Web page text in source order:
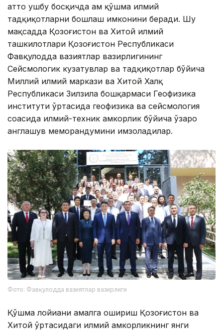
ҳатто ушбу босқичда ҳам қўшма илмий
тадқиқотларни бошлаш имконини беради. Шу
мақсадда Қозоғистон ва Хитой илмий
ташкилотлари Қозоғистон Республикаси
Фавқулодда вазиятлар вазирлигининг
Сейсмологик кузатувлар ва тадқиқотлар бўйича
Миллий илмий маркази ва Хитой Халқ
Республикаси Зилзила бошқармаси Геофизика
институти ўртасида геофизика ва сейсмология
соҳасида илмий-техник ҳамкорлик бўйича ўзаро
англашув меморандумини имзоладилар.
Фото: Фавқулодда вазиятлар вазирлиги
Қўшма лойиҳани амалга ошириш Қозоғистон ва
Хитой ўртасидаги илмий ҳамкорликнинг янги